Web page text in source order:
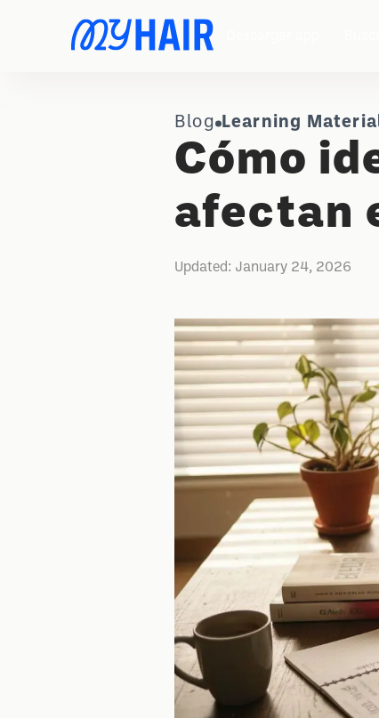
Blog Learning
Cómo
afectan
Updated: January 24, 2026